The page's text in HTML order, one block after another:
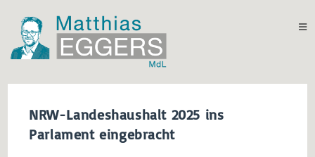
NRW-Landeshaushalt 2025 ins
Parlament eingebracht